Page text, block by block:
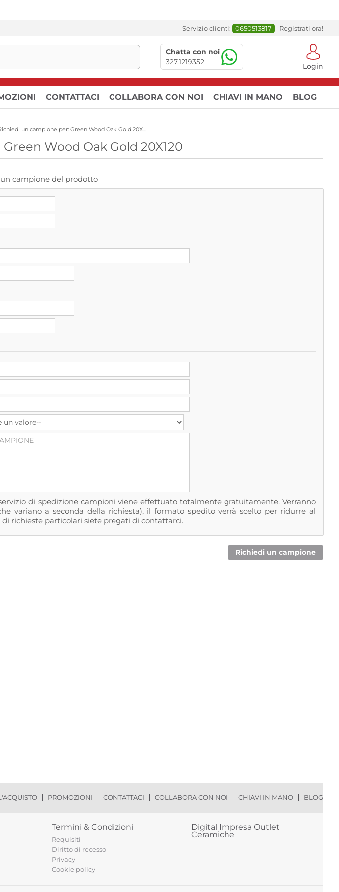
Servizio clienti: 0650513817 Registrati ora!
Chatta con noi
327.1219352
Login
CONTATTACI COLLABORA CON NOI CHIAVI IN MANO BLOG
Richiedi un campione per: Green Wood Oak Gold 20X120
Wood Oak Gold 20X120
campione del prodotto
di spedizione campioni viene effettuato totalmente gratuitamente. Verranno
variano a seconda della richiesta), il formato spedito verrà scelto per ridurre al
richieste particolari siete pregati di contattarci.
PROMOZIONI CONTATTACI COLLABORA CON NOI CHIAVI IN MANO BLOG
Termini & Condizioni
Requisiti
Diritto di recesso
Privacy
Cookie policy
Digital Impresa Outlet
Ceramiche